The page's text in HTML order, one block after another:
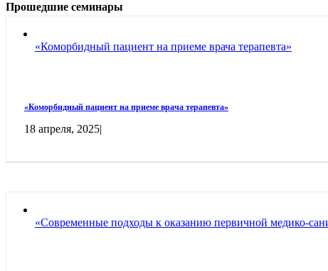
Прошедшие семинары
«Коморбидный пациент на приеме врача терапевта»
«Коморбидный пациент на приеме врача терапевта»
18 апреля, 2025|
«Современные подходы к оказанию первичной медико-